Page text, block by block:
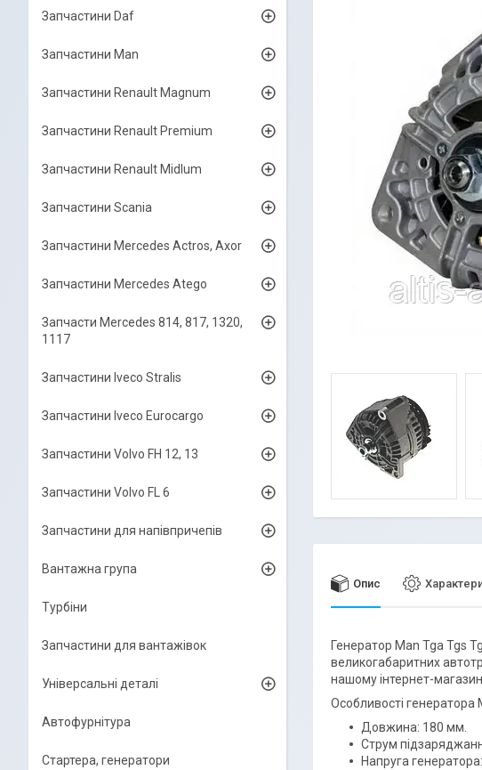
Опис
Генератор Man Tga Tgs
великогабаритних
нашому інтернет-
Особливості генератора
Довжина: 180 мм.
Струм
Напруга
Запчастини Daf
Запчастини Man
Запчастини Renault Magnum
Запчастини Renault Premium
Запчастини Renault Midlum
Запчастини Scania
Запчастини Mercedes Actros, Axor
Запчастини Mercedes Atego
Запчасти Mercedes 814, 817, 1320,
1117
Запчастини Iveco Stralis
Запчастини Iveco Eurocargo
Запчастини Volvo FH 12, 13
Запчастини Volvo FL 6
Запчастини для напівпричепів
Вантажна група
Турбіни
Запчастини для вантажівок
Універсальні деталі
Автофурнітура
Стартера, генератори